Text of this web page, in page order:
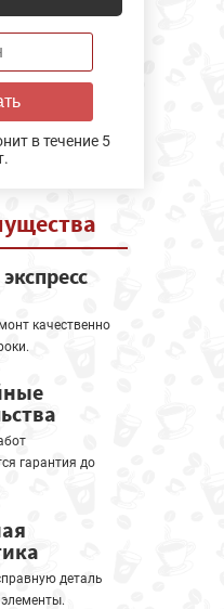
в течение 5
качественно
гарантия до
деталь